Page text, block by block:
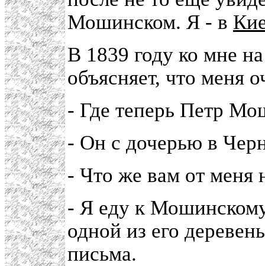
Мошинском. Я - в
В 1839 году ко мне
объясняет, что меня
- Где теперь Петр
- Он с дочерью в
- Что же вам от меня
- Я еду к
одной из его
письма.